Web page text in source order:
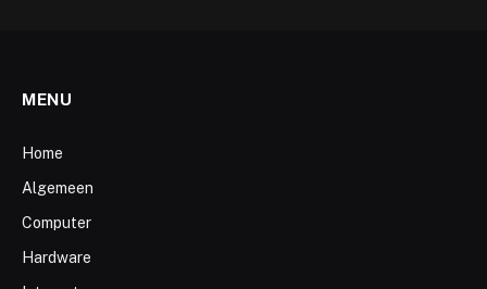
MENU
Home
Algemeen
Computer
Hardware